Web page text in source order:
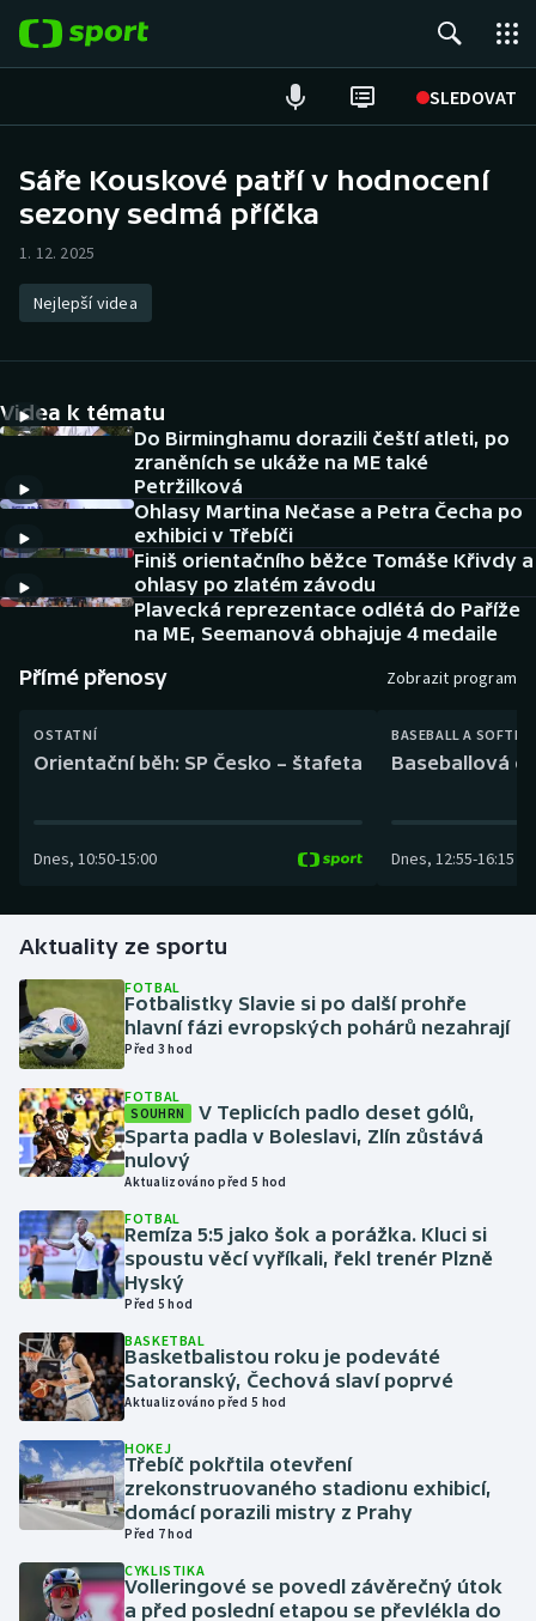
SLEDOVAT
Hokej
Atletika
DALŠÍ SPORTY
Americký fotbal
Baseball a softbal
Basketbal
Biatlon
Boby a skeleton
Florbal
Futsal
Golf
Gymnastika
Jezdectví
Judo
Krasobruslení
Lezení
Lyže a snowboard
Moderní pětiboj
Motorsport
NEPŘEHLÉDNĚTE
Soutěže
Historické návraty
Aplikace ČT sport
AZ kvíz
Sáře Kouskové patří v hodnocení
sezony sedmá příčka
1. 12. 2025
Nejlepší videa
Videa k tématu
Do Birminghamu dorazili čeští atleti, po
zraněních se ukáže na ME také
Petržilková
Ohlasy Martina Nečase a Petra Čecha po
exhibici v Třebíči
Finiš orientačního běžce Tomáše Křivdy a
ohlasy po zlatém závodu
Plavecká reprezentace odlétá do Paříže
na ME, Seemanová obhajuje 4 medaile
Přímé přenosy Zobrazit program
OSTATNÍ
Orientační běh: SP Česko – štafeta
Dnes, 10:50-15:00
BASEBALL A
Baseballová
Dnes, 12:55-16:15
Aktuality ze sportu
FOTBAL
Fotbalistky Slavie si po další prohře
hlavní fázi evropských pohárů nezahrají
Před 3 hod
FOTBAL
SOUHRN
V Teplicích padlo deset gólů,
Sparta padla v Boleslavi, Zlín zůstává
nulový
Aktualizováno před 5 hod
FOTBAL
Remíza 5:5 jako šok a porážka. Kluci si
spoustu věcí vyříkali, řekl trenér Plzně
Hyský
Před 5 hod
BASKETBAL
Basketbalistou roku je podeváté
Satoranský, Čechová slaví poprvé
Aktualizováno před 5 hod
HOKEJ
Třebíč pokřtila otevření
zrekonstruovaného stadionu exhibicí,
domácí porazili mistry z Prahy
Před 7 hod
CYKLISTIKA
Volleringové se povedl závěrečný útok
a před poslední etapou se převlékla do